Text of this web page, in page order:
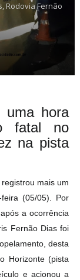
Rodovia Fernão
uma hora
fatal no
na pista
mais um
(05/05). Por
a ocorrência
Fernão Dias foi
desta
Horizonte (pista
e acionou a